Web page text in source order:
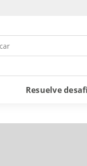
Resuelve